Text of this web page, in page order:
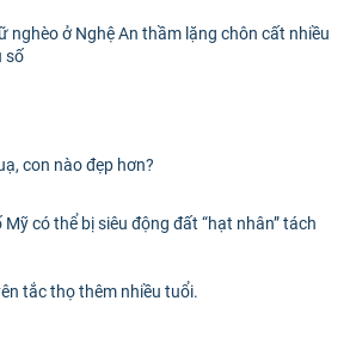
nghèo ở Nghệ An thầm lặng chôn cất nhiều
số
con nào đẹp hơn?
có thể bị siêu động đất “hạt nhân” tách
tắc thọ thêm nhiều tuổi.